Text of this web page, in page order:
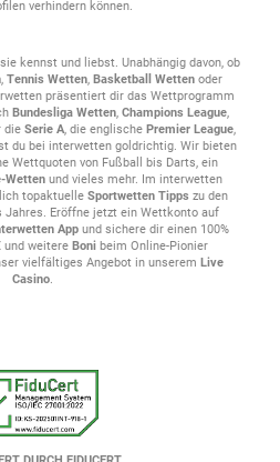
Bundesliga und der Schweizer
dass du alle Geheimnisse des
Sportwettentipps und
dich bei deinem Weg zum Erfolg
gerade im Aufwind sind und wie du
Wettarten herausholen
der Sportwetten bist, kann das
für dich die richtige Wahl
kommt hier oft noch mehr
im Fußball oder im
- mit den Tischtennis-Wetten
verhindern können.
kennst und liebst. Unabhängig davon, ob
, Tennis Wetten, Basketball Wettenoder
präsentiert dir das Wettprogramm
Bundesliga Wetten, Champions League,
die Serie A, die englische Premier League,
du bei interwetten goldrichtig. Wir bieten
Wettquoten von Fußball bis Darts, ein
Wetten und vieles mehr. Im interwetten
topaktuelle Sportwetten Tipps zu den
Eröffne jetzt ein Wettkonto auf
App und sichere dir einen 100%
und weitere Boni beim Online-Pionier
vielfältiges Angebot in unserem Live
Casino.